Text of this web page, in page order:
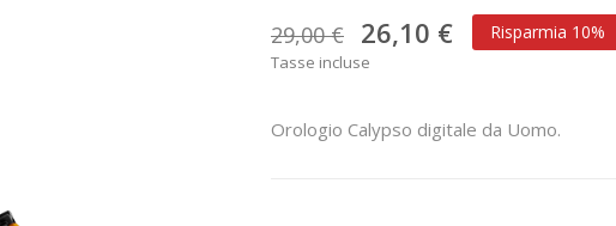
29,00 € 26,10 € Risparmia 10%
Tasse incluse
Orologio Calypso digitale da Uomo.